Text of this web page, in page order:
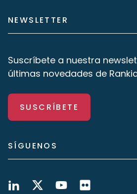
NEWSLETTER
Suscríbete a nuestra
últimas novedades de
SUSCRÍBETE
SÍGUENOS